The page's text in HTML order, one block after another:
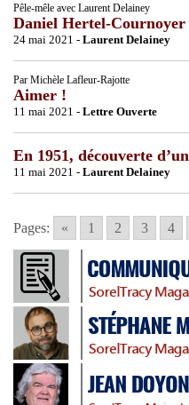
Pêle-mêle avec Laurent Delainey
Daniel Hertel-Cournoyer
24 mai 2021 - Laurent Delainey
Par Michèle Lafleur-Rajotte
Aimer !
11 mai 2021 - Lettre Ouverte
En 1951, découverte
11 mai 2021 - Laurent Delainey
Pages: « 1 2 3 4